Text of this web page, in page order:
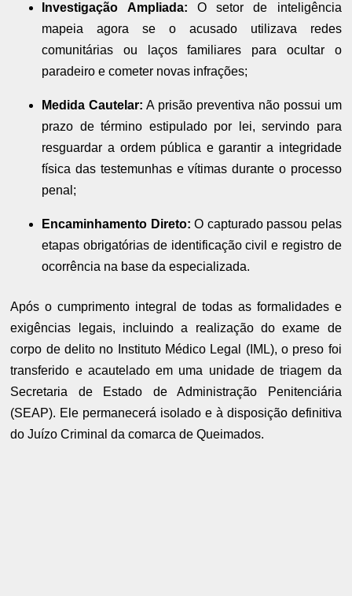
Investigação Ampliada: O setor de inteligência
mapeia agora se o acusado utilizava redes
comunitárias ou laços familiares para ocultar o
paradeiro e cometer novas infrações;
Medida Cautelar: A prisão preventiva não possui um
prazo de término estipulado por lei, servindo para
resguardar a ordem pública e garantir a integridade
física das testemunhas e vítimas durante o processo
penal;
Encaminhamento Direto: O capturado passou pelas
etapas obrigatórias de identificação civil e registro de
ocorrência na base da especializada.
Após o cumprimento integral de todas as formalidades e
exigências legais, incluindo a realização do exame de
corpo de delito no Instituto Médico Legal (IML), o preso foi
transferido e acautelado em uma unidade de triagem da
Secretaria de Estado de Administração Penitenciária
(SEAP). Ele permanecerá isolado e à disposição definitiva
do Juízo Criminal da comarca de Queimados.